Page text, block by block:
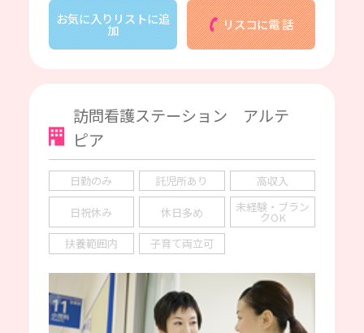
お気に入りリストに追
加 リスコに電 話
訪問看護ステーション アルテ
ピア
日勤のみ 託児所あり 高収入
日祝休み 休日多め 未経験・ブラン
クOK
扶養範囲内
子育て両立可